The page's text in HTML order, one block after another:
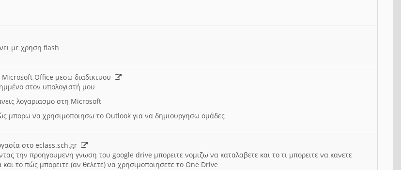
με χρηση flash
Microsoft Office μεσω διαδικτυου
στον υπολογιστή μου
λογαριασμο στη Microsoft
μπορω να χρησιμοποιησω το Outlook για να δημιουργησω ομάδες
στο eclass.sch.gr
την προηγουμενη γνωση του google drive μπορειτε νομιζω να καταλαβετε και το τι μπορειτε να κανετε
το πώς μπορειτε (αν θελετε) να χρησιμοποιησετε το One Drive